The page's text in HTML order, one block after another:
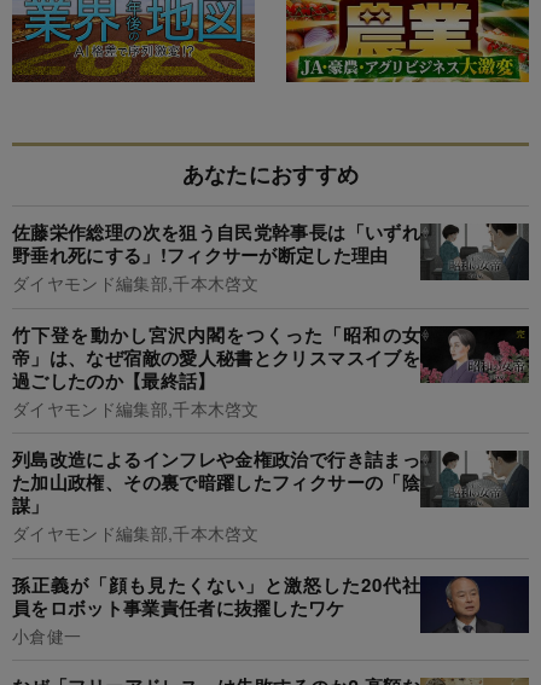
あなたにおすすめ
佐藤栄作総理の次を狙う自民党幹事長は「いずれ
野垂れ死にする」!フィクサーが断定した理由
ダイヤモンド編集部,千本木啓文
竹下登を動かし宮沢内閣をつくった「昭和の女
帝」は、なぜ宿敵の愛人秘書とクリスマスイブを
過ごしたのか【最終話】
ダイヤモンド編集部,千本木啓文
列島改造によるインフレや金権政治で行き詰まっ
た加山政権、その裏で暗躍したフィクサーの「陰
謀」
ダイヤモンド編集部,千本木啓文
孫正義が「顔も見たくない」と激怒した20代社
員をロボット事業責任者に抜擢したワケ
小倉健一